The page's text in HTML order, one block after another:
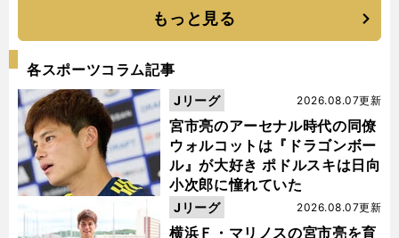
もっと見る
各スポーツコラム記事
宮市亮のアーセナル時代の同僚
ウォルコットは『ドラゴンボー
ル』が大好き ポドルスキは日向
小次郎に憧れていた
2026.08.07更新
Jリーグ
横浜Ｆ・マリノスの宮市亮を育
2026.08.07更新
Jリーグ